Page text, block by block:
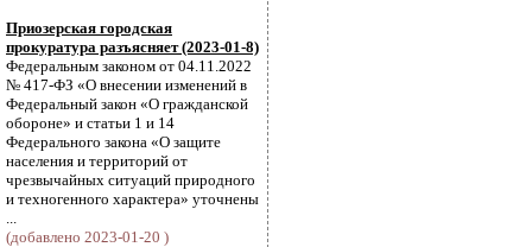
Приозерская городская
прокуратура разъясняет (2023-01-8)
Федеральным законом от 04.11.2022
№ 417-ФЗ «О внесении изменений в
Федеральный закон «О гражданской
обороне» и статьи 1 и 14
Федерального закона «О защите
населения и территорий от
чрезвычайных ситуаций природного
и техногенного характера» уточнены
...
(добавлено 2023-01-20 )